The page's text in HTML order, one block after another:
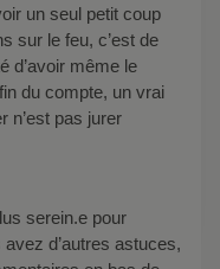
un seul petit coup
sur le feu, c’est de
d’avoir même le
du compte, un vrai
n’est pas jurer
serein.e pour
avez d’autres astuces,